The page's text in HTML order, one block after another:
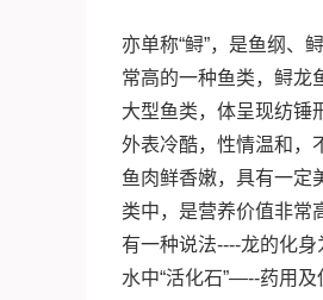
亦单称“鲟”，是鱼纲、
常高的一种鱼类，鲟龙
大型鱼类，体呈现纺锤
外表冷酷，性情温和，
鱼肉鲜香嫩，具有一定
类中，是营养价值非常
有一种说法----龙的化身
水中“活化石”—--药用及